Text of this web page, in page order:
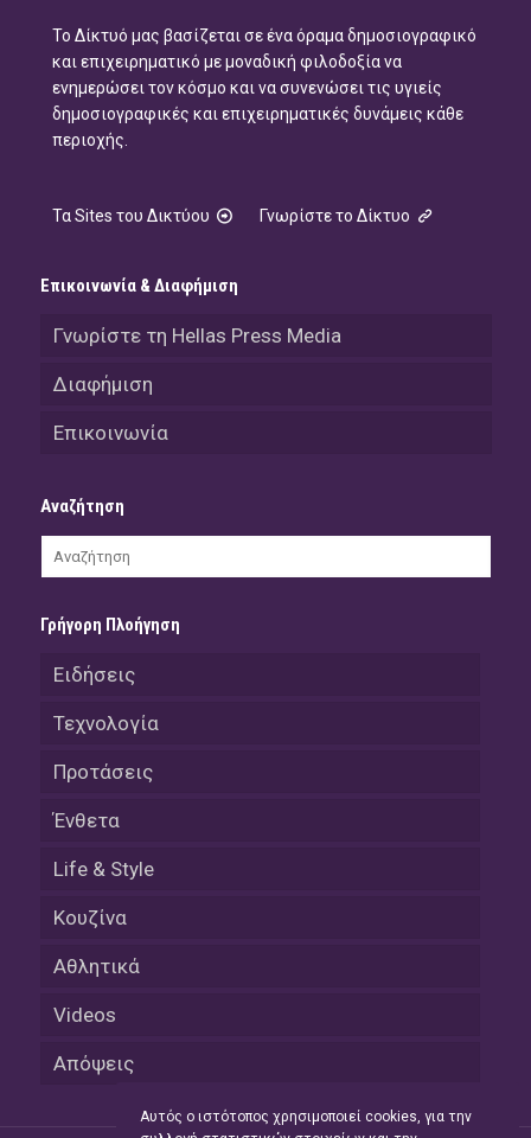
Το Δίκτυό μας βασίζεται σε ένα όραμα δημοσιογραφικό
και επιχειρηματικό με μοναδική φιλοδοξία να
ενημερώσει τον κόσμο και να συνενώσει τις υγιείς
δημοσιογραφικές και επιχειρηματικές δυνάμεις κάθε
περιοχής.
Τα Sites του Δικτύου Γνωρίστε το Δίκτυο
Επικοινωνία & Διαφήμιση
Γνωρίστε τη Hellas Press Media
Διαφήμιση
Επικοινωνία
Αναζήτηση
Γρήγορη Πλοήγηση
Ειδήσεις
Τεχνολογία
Προτάσεις
Ένθετα
Life & Style
Κουζίνα
Αθλητικά
Videos
Απόψεις
Αυτός ο ιστότοπος χρησιμοποιεί cookies, για την